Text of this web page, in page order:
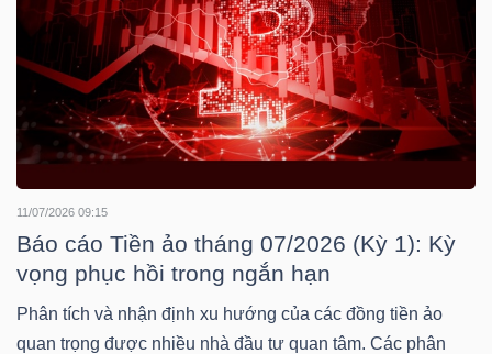
11/07/2026 09:15
Báo cáo Tiền ảo tháng 07/2026 (Kỳ 1): Kỳ
vọng phục hồi trong ngắn hạn
Phân tích và nhận định xu hướng của các đồng tiền ảo
quan trọng được nhiều nhà đầu tư quan tâm. Các phân
PHIẾU
SINH